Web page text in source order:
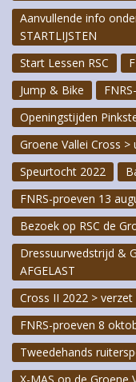
Aanvullende info
STARTLIJSTEN
Start Lessen RSC
Jump & Bike
Openingstijden
Groene Vallei Cross >
Speurtocht 2022
FNRS-proeven 13
Bezoek op RSC de
Dressuurwedstrijd &
AFGELAST
Cross II 2022 >
FNRS-proeven 8
Tweedehands